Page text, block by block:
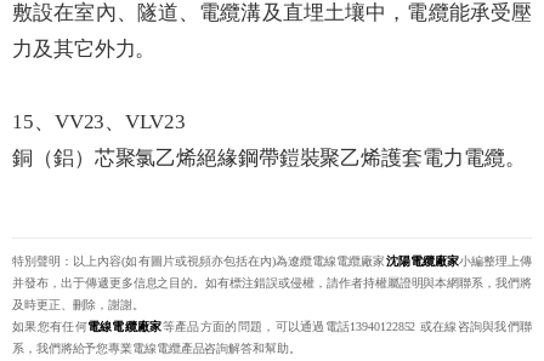
敷設在室內、隧道、電纜溝及直埋土壤中，電纜能承受壓
力及其它外力。
15、VV23、VLV23
銅（鋁）芯聚氯乙烯絕緣鋼帶鎧裝聚乙烯護套電力電纜。
特別聲明：以上內容(如有圖片或視頻亦包括在內)為遼纜電線電纜廠家沈陽電纜廠家小編整理上傳
并發布，出于傳遞更多信息之目的。如有標注錯誤或侵權，請作者持權屬證明與本網聯系，我們將
及時更正、刪除，謝謝。
如果您有任何電線電纜廠家等產品方面的問題，可以通過電話13940122852 或在線咨詢與我們聯
系，我們將給予您專業電線電纜產品咨詢解答和幫助。